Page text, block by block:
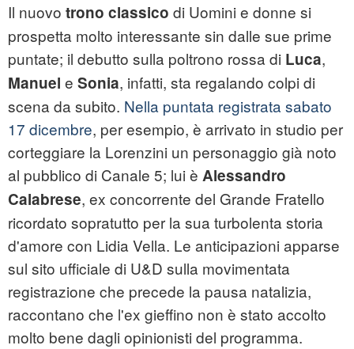
Il nuovo trono classico di Uomini e donne si
prospetta molto interessante sin dalle sue prime
puntate; il debutto sulla poltrono rossa di Luca,
Manuel e Sonia, infatti, sta regalando colpi di
scena da subito. Nella puntata registrata sabato
17 dicembre, per esempio, è arrivato in studio per
corteggiare la Lorenzini un personaggio già noto
al pubblico di Canale 5; lui è Alessandro
Calabrese, ex concorrente del Grande Fratello
ricordato sopratutto per la sua turbolenta storia
d'amore con Lidia Vella. Le anticipazioni apparse
sul sito ufficiale di U&D sulla movimentata
registrazione che precede la pausa natalizia,
raccontano che l'ex gieffino non è stato accolto
molto bene dagli opinionisti del programma.